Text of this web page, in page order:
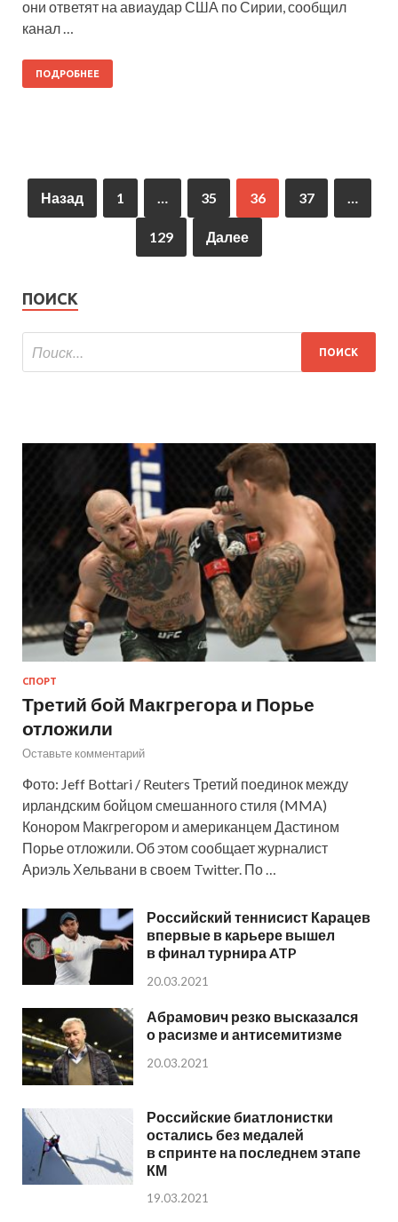
они ответят на авиаудар США по Сирии, сообщил
канал …
ПОДРОБНЕЕ
Назад 1 … 35 36 37 …
129 Далее
ПОИСК
СПОРТ
Третий бой Макгрегора и Порье
отложили
Оставьте комментарий
Фото: Jeff Bottari / Reuters Третий поединок между
ирландским бойцом смешанного стиля (MMA)
Конором Макгрегором и американцем Дастином
Порье отложили. Об этом сообщает журналист
Ариэль Хельвани в своем Twitter. По …
Российский теннисист Карацев
впервые в карьере вышел
в финал турнира ATP
20.03.2021
Абрамович резко высказался
о расизме и антисемитизме
20.03.2021
Российские биатлонистки
остались без медалей
в спринте на последнем этапе
КМ
19.03.2021